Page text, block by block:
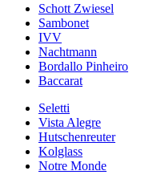
Schott Zwiesel
Sambonet
IVV
Nachtmann
Bordallo Pinheiro
Baccarat
Seletti
Vista Alegre
Hutschenreuter
Kolglass
Notre Monde